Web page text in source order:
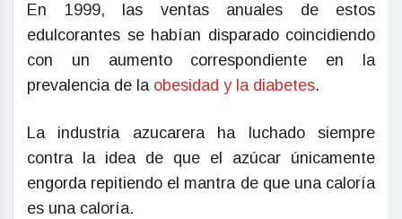
En 1999, las ventas anuales de estos
edulcorantes se habían disparado coincidiendo
con un aumento correspondiente en la
prevalencia de la obesidad y la diabetes.
La industria azucarera ha luchado siempre
contra la idea de que el azúcar únicamente
engorda repitiendo el mantra de que una caloría
es una caloría.